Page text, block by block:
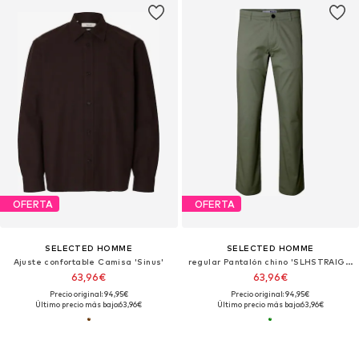
OFERTA
SELECTED HOMME
Ajuste confortable Camisa 'Sinus'
63,96€
Precio original: 94,95€
Último precio más bajo:63,96€
OFERTA
SELECTED HOMME
regular Pantalón chino 'SLHSTRAIGHT196-DAN'
63,96€
Precio original: 94,95€
Último precio más bajo:63,96€